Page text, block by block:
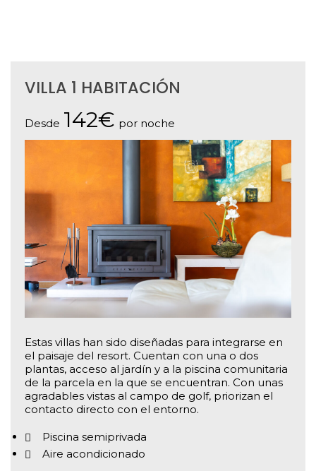
VILLA 1 HABITACIÓN
Desde 142€ por noche
Estas villas han sido diseñadas para integrarse en
el paisaje del resort. Cuentan con una o dos
plantas, acceso al jardín y a la piscina comunitaria
de la parcela en la que se encuentran. Con unas
agradables vistas al campo de golf, priorizan el
contacto directo con el entorno.
Piscina semiprivada
Aire acondicionado